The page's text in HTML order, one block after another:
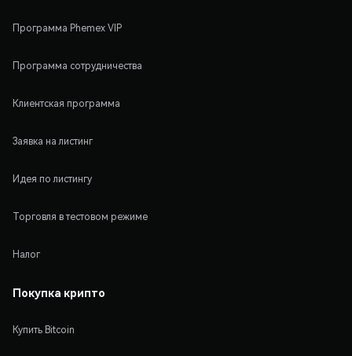
Программа Phemex VIP
Программа сотрудничества
Клиентская программа
Заявка на листинг
Идея по листингу
Торговля в тестовом режиме
Налог
Покупка крипто
Купить Bitcoin